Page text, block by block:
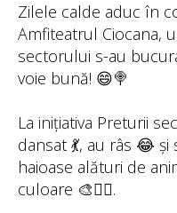
Zilele calde aduc în
Amfiteatrul Ciocana,
sectorului s-au
voie bună! 😄🍭
La inițiativa Preturii
dansat 💃, au râs 😂
haioase alături de
culoare 🎨🤹‍♀️.